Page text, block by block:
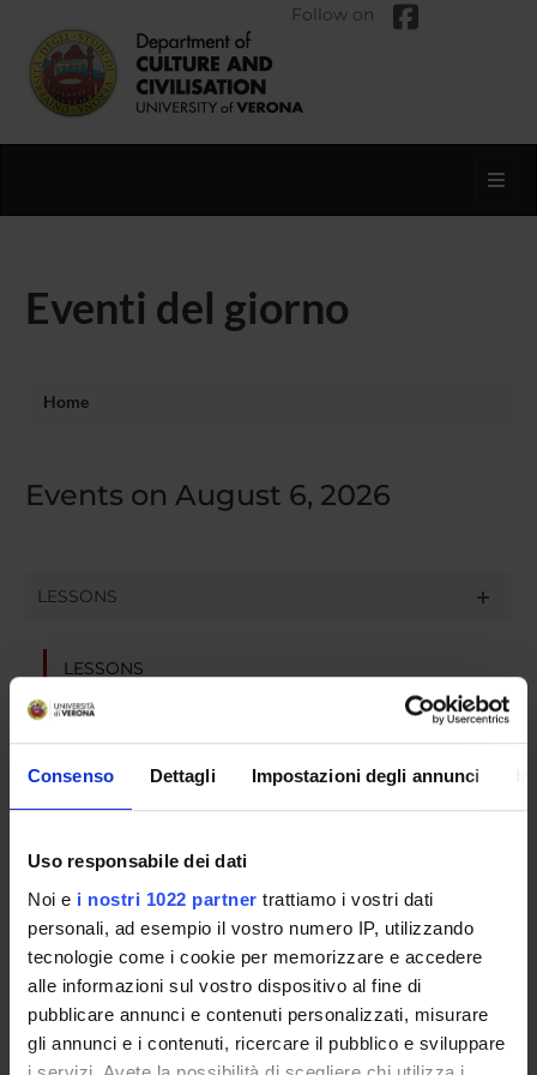
Consenso Dettagli Impostazioni degli annunci
Uso responsabile dei dati
Noi e i nostri 1022 partner trattiamo i vostri dati
personali, ad esempio il vostro numero IP, utilizzando
tecnologie come i cookie per memorizzare e accedere
alle informazioni sul vostro dispositivo al fine di
pubblicare annunci e contenuti personalizzati, misurare
gli annunci e i contenuti, ricercare il pubblico e sviluppare
Follow on
Eventi del giorno
Home
Events on August 6, 2026
LESSONS
LESSONS
No lessons
EXAMS
OFFICE HOURS
OTHER EVENTS
Contacts